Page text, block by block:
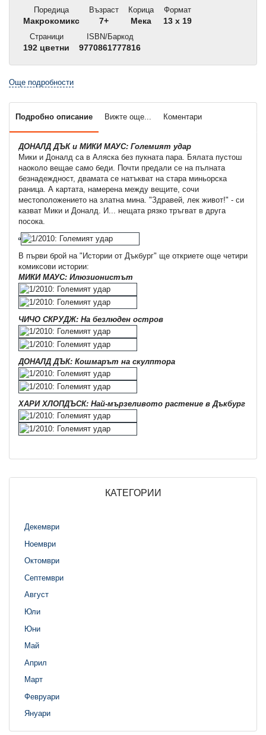
Поредица
Макрокомикс
Възраст
7+
Корица
Мека
Формат
13 x 19
Страници
192 цветни
ISBN/Баркод
9770861777816
Още подробности
Подробно описание Вижте още... Коментари
ДОНАЛД ДЪК и МИКИ МАУС: Големият удар
Мики и Доналд са в Аляска без пукната пара. Бялата пустош
наоколо вещае само беди. Почти предали се на пълната
безнадеждност, двамата се натъкват на стара миньорска
раница. А картата, намерена между вещите, сочи
местоположението на златна мина. "Здравей, лек живот!" - си
казват Мики и Доналд. И... нещата рязко тръгват в друга
посока.
В първи брой на "Истории от Дъкбург" ще откриете още четири
комиксови истории:
МИКИ МАУС: Илюзионистът
ЧИЧО СКРУДЖ: На безлюден остров
ДОНАЛД ДЪК: Кошмарът на скулптора
ХАРИ ХЛОПДЪСК: Най-мързеливото растение в Дъкбург
КАТЕГОРИИ
Декември
Ноември
Октомври
Септември
Август
Юли
Юни
Май
Април
Март
Февруари
Януари